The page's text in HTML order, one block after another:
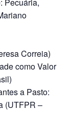
Pecuária,
Correia)
como Valor
a Pasto:
(UTFPR –